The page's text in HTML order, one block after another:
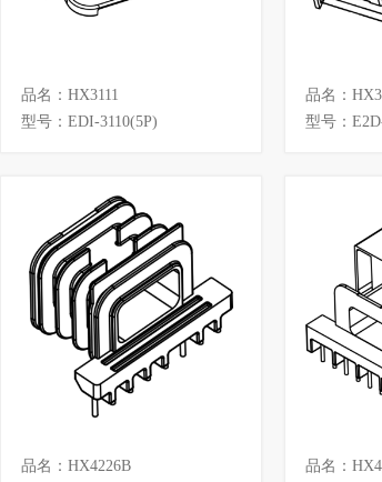
品名：HX3111
型号：EDI-3110(5P)
品名：
型号：
品名：HX4226B
品名：